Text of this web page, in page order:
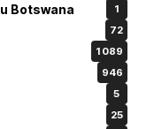
Botswana 1
72
1 089
946
5
25